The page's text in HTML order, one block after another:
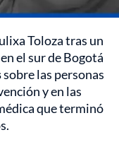
Toloza tras un
el sur de Bogotá
sobre las personas
y en las
que terminó